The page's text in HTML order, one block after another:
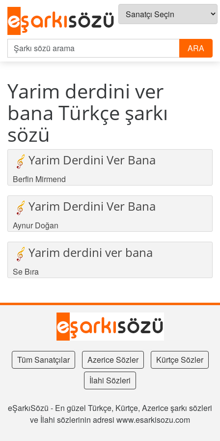
Yarim derdini ver
bana Türkçe şarkı
sözü
Yarim Derdini Ver Bana
Berfin Mirmend
Yarim Derdini Ver Bana
Aynur Doğan
Yarim derdini ver bana
Se Bıra
Tüm Sanatçılar Azerice Sözler
Kürtçe Sözler
İlahi Sözleri
eŞarkıSözü - En güzel Türkçe, Kürtçe, Azerice şarkı sözleri
ve İlahi sözlerinin adresi www.esarkisozu.com